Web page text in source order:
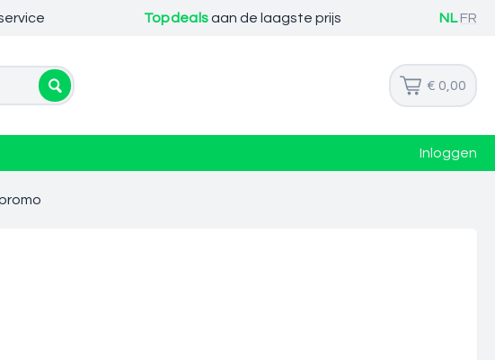
Topdealsaan de laagste prijs NL FR
€ 0,00
Inloggen